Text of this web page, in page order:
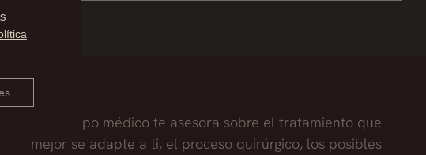
tite se aplica en el rostro para generar un efecto lifting,
Nuestro equipo médico te asesora sobre el tratamiento que
mejor se adapte a ti, el proceso quirúrgico, los posibles